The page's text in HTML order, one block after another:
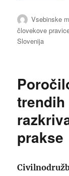
Avtor
Vsebinske
človekove
Slovenija
prakse